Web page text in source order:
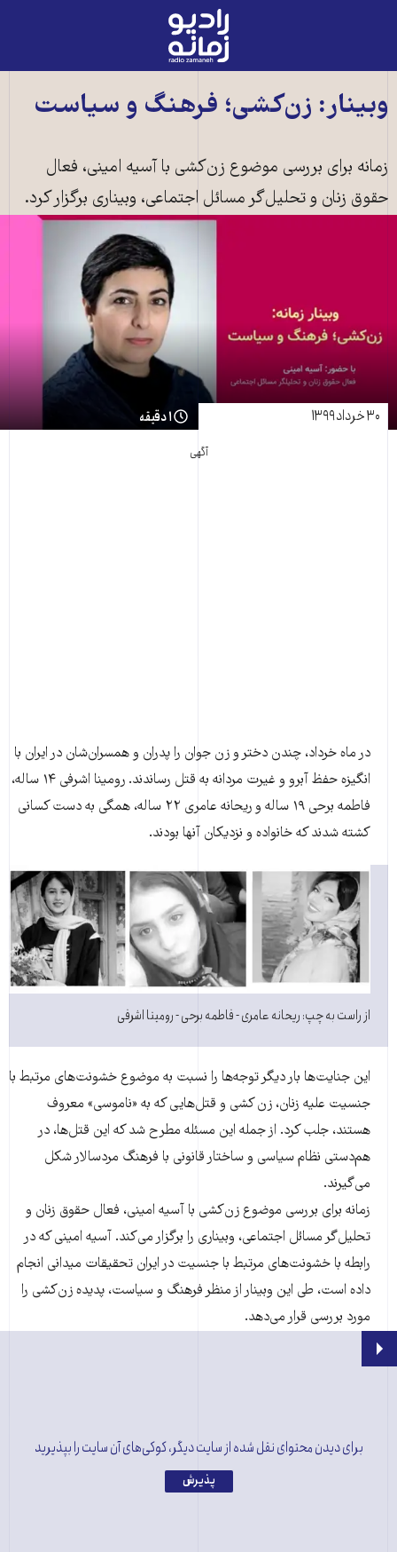
رادیو
زمانه
صفحه
وبینار:‌ زن‌کشی؛ فرهنگ و سیاست
زمانه برای بررسی موضوع زن‌کشی با آسیه امینی، فعال
حقوق زنان و تحلیل‌گر مسائل اجتماعی، وبیناری برگزار کرد.
۳۰ خرداد ۱۳۹۹ ۱ دقیقه
آگهی
در ماه خرداد، چندن دختر و زن جوان را پدران و همسران‌شان در ایران با
انگیزه حفظ آبرو و غیرت مردانه به قتل رساندند. رومینا اشرفی ۱۴ ساله،
فاطمه برحی ۱۹ ساله و ریحانه عامری ۲۲ ساله، همگی به دست کسانی
کشته شدند که خانواده و نزدیکان آنها بودند.
از راست به چپ: ریحانه عامری - فاطمه برحی - رومینا اشرفی
این جنایت‌ها بار دیگر توجه‌ها را نسبت به موضوع خشونت‌های مرتبط با
جنسیت علیه زنان، زن کشی و قتل‌هایی که به «ناموسی» معروف
هستند، جلب کرد. از جمله این مسئله مطرح شد که این قتل‌ها، در
هم‌دستی نظام سیاسی و ساختار قانونی با فرهنگ مردسالار شکل
می‌گیرند.
زمانه برای بررسی موضوع زن‌کشی با آسیه امینی، فعال حقوق زنان و
تحلیل‌گر مسائل اجتماعی، وبیناری را برگزار می‌کند. آسیه امینی که در
رابطه با خشونت‌های مرتبط با جنسیت در ایران تحقیقات میدانی انجام
داده است، طی این وبینار از منظر فرهنگ و سیاست، پدیده زن‌کشی را
مورد بررسی قرار می‌دهد.
برای دیدن محتوای نقل شده از سایت دیگر، کوکی‌های آن سایت را بپذیرید
پذیرش